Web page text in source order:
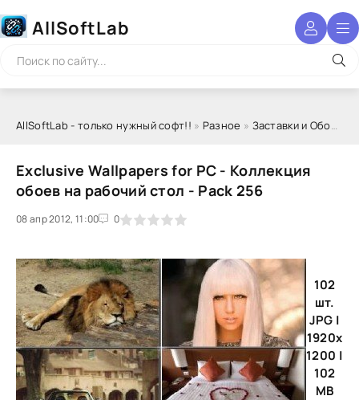
AllSoftLab
AllSoftLab - только нужный софт!! » Разное » Заставки и Обои
Exclusive Wallpapers for PC - Коллекция
обоев на рабочий стол - Pack 256
08 апр 2012, 11:00 0
1 2 3 4 5
102
шт.
JPG |
1920x
1200 |
102
MB